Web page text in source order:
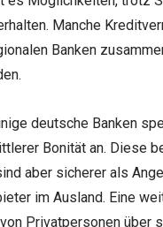
Manche
Banken
deutsche Banken
Bonität an. Diese
aber sicherer als
im Ausland. Eine
Privatpersonen über